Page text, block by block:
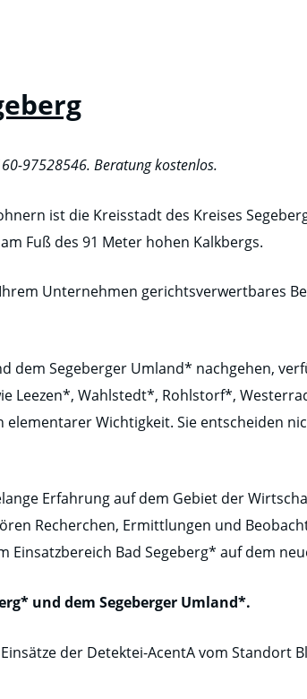
97528546. Beratung kostenlos.
ist die Kreisstadt des Kreises
Fuß des 91 Meter hohen Kalkbergs.
Unternehmen gerichtsverwertbares
dem Segeberger Umland* nachgehen,
Leezen*, Wahlstedt*, Rohlstorf*,
Wichtigkeit. Sie entscheiden
Erfahrung auf dem Gebiet der
Recherchen, Ermittlungen und
Bad Segeberg* auf dem
und dem Segeberger Umland*.
der Detektei-AcentA vom Standort